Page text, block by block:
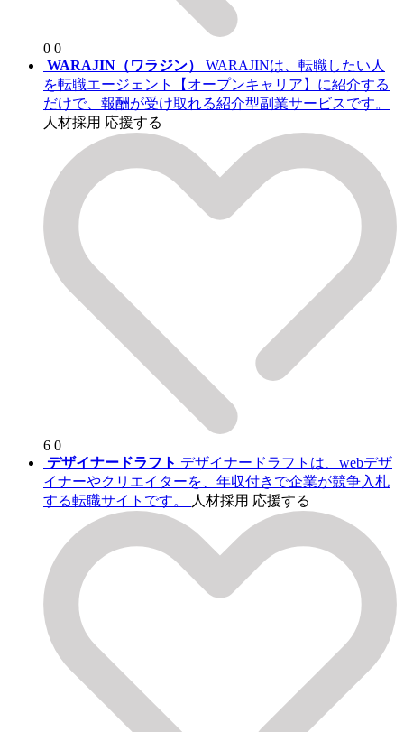
0 0
WARAJIN（ワラジン）
WARAJINは、転職したい人
を転職エージェント【オープンキャリア】に紹介する
だけで、報酬が受け取れる紹介型副業サービスです。
人材採用 応援する
6 0
デザイナードラフト デザイナードラフトは、webデザ
イナーやクリエイターを、年収付きで企業が競争入札
する転職サイトです。
人材採用 応援する